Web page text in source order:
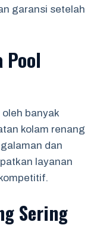
garansi setelah
Pool
banyak
kolam renang
dan
layanan
Sering